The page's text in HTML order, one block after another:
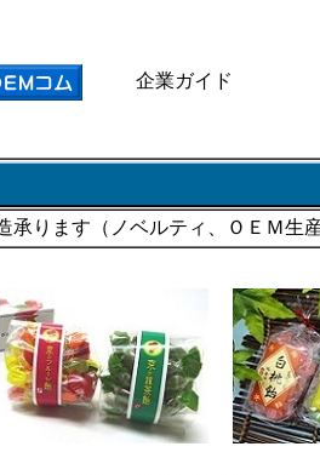
企業ガイド
ります（ノベルティ、ＯＥＭ生